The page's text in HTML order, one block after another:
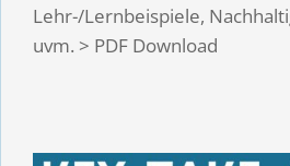
Lehr-/Lernbeispiele,
uvm. > PDF Download